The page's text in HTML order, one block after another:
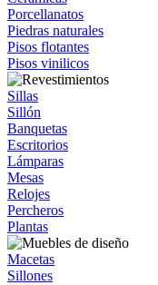
Porcellanatos
Piedras naturales
Pisos flotantes
Pisos vinilicos
Sillas
Sillón
Banquetas
Escritorios
Lámparas
Mesas
Relojes
Percheros
Plantas
Macetas
Sillones